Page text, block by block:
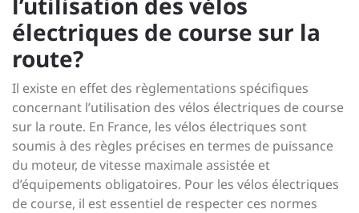
électriques de course sur la
route?
Il existe en effet des règlementations spécifiques
concernant l’utilisation des vélos électriques de course
sur la route. En France, les vélos électriques sont
soumis à des règles précises en termes de puissance
du moteur, de vitesse maximale assistée et
d’équipements obligatoires. Pour les vélos électriques
de course, il est essentiel de respecter ces normes